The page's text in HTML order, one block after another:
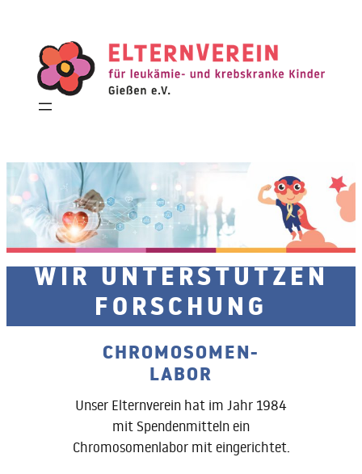
springen
WIR UNTERSTÜTZEN
FORSCHUNG
CHROMOSOMEN-
LABOR
Unser Elternverein hat im Jahr 1984
mit Spendenmitteln ein
Chromosomenlabor mit eingerichtet.